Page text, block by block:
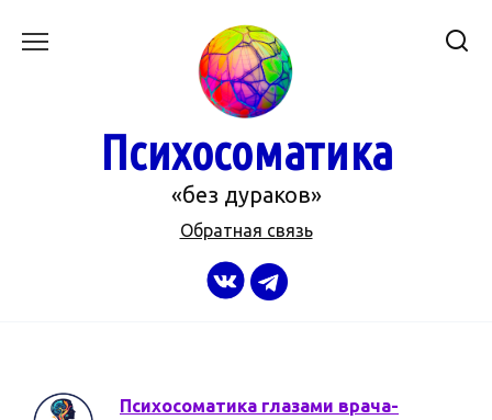
Психосоматика
«без дураков»
Обратная связь
Психосоматика глазами врача-